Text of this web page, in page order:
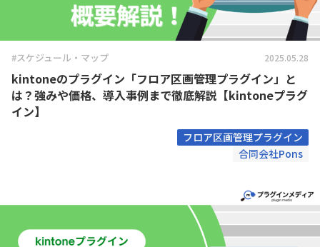
#スケジュール・マップ 2025.05.28
kintoneのプラグイン「フロア区画管理プラグイン」と
は？強みや価格、導入事例まで徹底解説【kintoneプラグ
イン】
フロア区画管理プラグイン
合同会社Pons